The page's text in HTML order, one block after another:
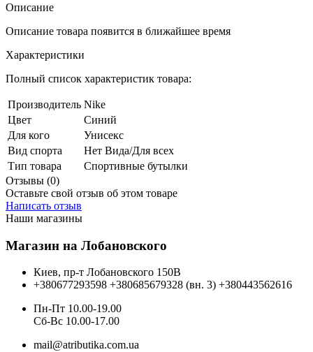
Описание
Описание товара появится в ближайшее время
Характеристики
Полный список характеристик товара:
Производитель Nike
Цвет
Синий
Для кого
Унисекс
Вид спорта
Нет Вида/Для всех
Тип товара
Спортивные бутылки
Отзывы (0)
Оставьте свой отзыв об этом товаре
Написать отзыв
Наши магазины
Магазин на Лобановского
Киев, пр-т Лобановского 150В
+380677293598 +380685679328 (вн. 3) +380443562616
Пн-Пт 10.00-19.00
Cб-Вс 10.00-17.00
mail@atributika.com.ua